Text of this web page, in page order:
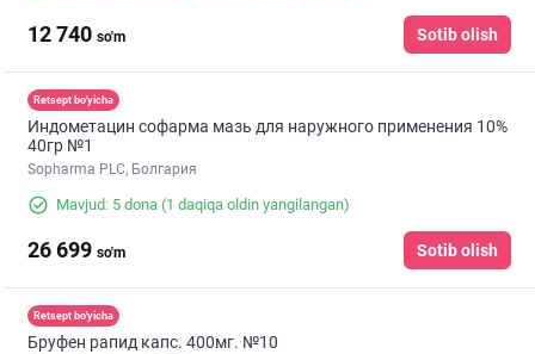
12 740 so'm Sotib olish
Retsept bo'yicha
Индометацин софарма мазь для наружного применения 10%
40гр №1
Sopharma PLC, Болгария
Mavjud: 5 dona (1 daqiqa oldin yangilangan)
26 699 so'm Sotib olish
Retsept bo'yicha
Бруфен рапид капс. 400мг. №10